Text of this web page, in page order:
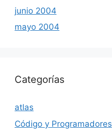
junio 2004
mayo 2004
Categorías
atlas
Código y Programadores